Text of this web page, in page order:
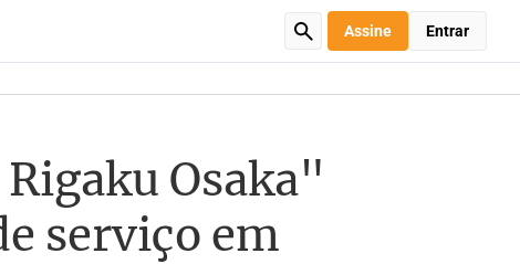
Assine Entrar
Osaka"
serviço em